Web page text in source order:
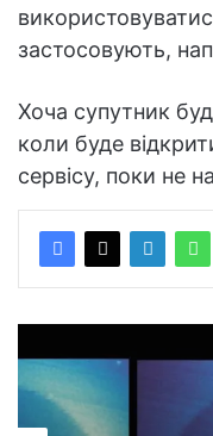
застосовують,
Хоча супутник
коли буде
сервісу, поки не